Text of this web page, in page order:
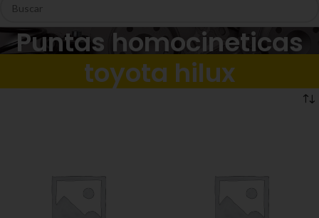
Puntas homocineticas
toyota hilux